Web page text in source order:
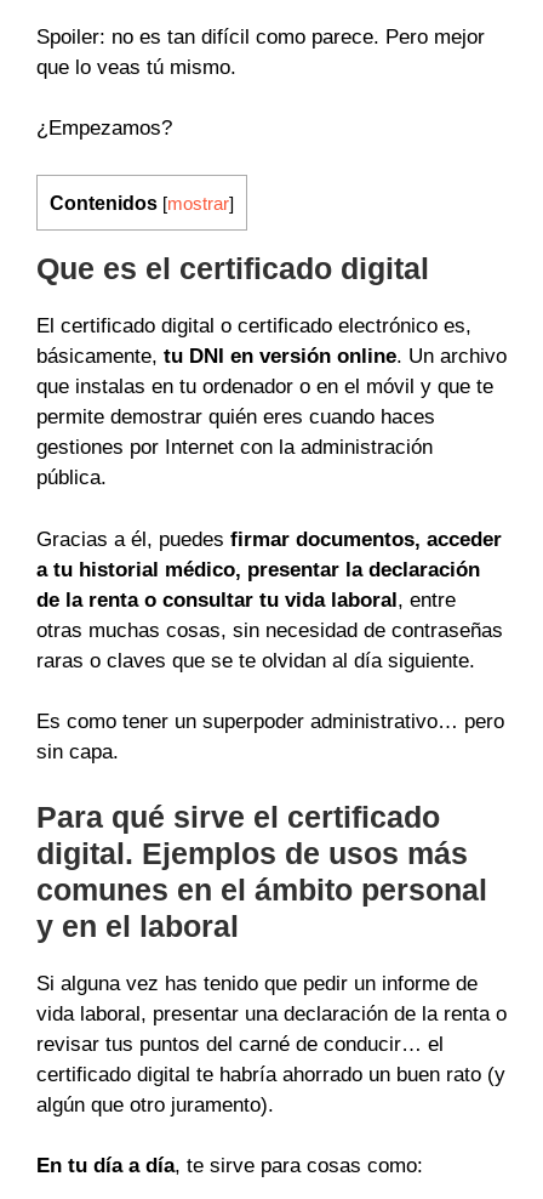
Spoiler: no es tan difícil como parece. Pero mejor
que lo veas tú mismo.
¿Empezamos?
Contenidos [mostrar]
Que es el certificado digital
El certificado digital o certificado electrónico es,
básicamente, tu DNI en versión online. Un archivo
que instalas en tu ordenador o en el móvil y que te
permite demostrar quién eres cuando haces
gestiones por Internet con la administración
pública.
Gracias a él, puedes firmar documentos, acceder
a tu historial médico, presentar la declaración
de la renta o consultar tu vida laboral, entre
otras muchas cosas, sin necesidad de contraseñas
raras o claves que se te olvidan al día siguiente.
Es como tener un superpoder administrativo… pero
sin capa.
Para qué sirve el certificado
digital. Ejemplos de usos más
comunes en el ámbito personal
y en el laboral
Si alguna vez has tenido que pedir un informe de
vida laboral, presentar una declaración de la renta o
revisar tus puntos del carné de conducir… el
certificado digital te habría ahorrado un buen rato (y
algún que otro juramento).
En tu día a día, te sirve para cosas como: